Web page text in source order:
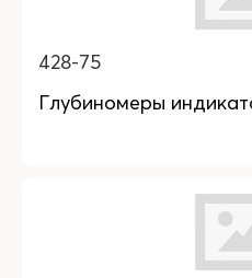
428-75
Глубиномеры